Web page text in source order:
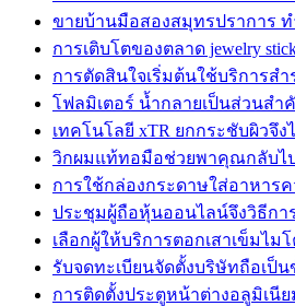
ขายบ้านมือสองสมุทรปราการ
การเติบโตของตลาด jewelry
การตัดสินใจเริ่มต้นใช้บริการส
โฟลมิเตอร์ น้ำกลายเป็นส่วนสำ
เทคโนโลยี xTR ยกกระชับผิวจึ
วิกผมแท้ทอมือช่วยพาคุณกลับไ
การใช้กล่องกระดาษใส่อาหาร
ประชุมผู้ถือหุ้นออนไลน์จึงวิธีกา
เลือกผู้ให้บริการตอกเสาเข็มไ
รับจดทะเบียนจัดตั้งบริษัทถือเป็
การติดตั้งประตูหน้าต่างอลูมิเนีย